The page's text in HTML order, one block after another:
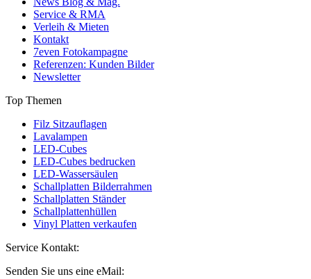
Service & RMA
Verleih & Mieten
Kontakt
7even Fotokampagne
Referenzen: Kunden Bilder
Newsletter
Top Themen
Filz Sitzauflagen
Lavalampen
LED-Cubes
LED-Cubes bedrucken
LED-Wassersäulen
Schallplatten Bilderrahmen
Schallplatten Ständer
Schallplattenhüllen
Vinyl Platten verkaufen
Service Kontakt:
Senden Sie uns eine eMail: